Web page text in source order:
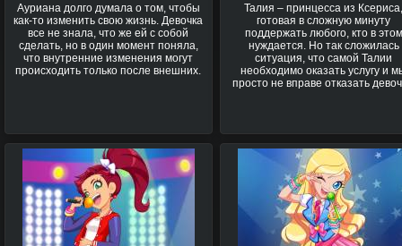
Ауриана долго думала о том, чтобы
как-то изменить свою жизнь. Девочка
все не знала, что же ей с собой
сделать, но в один момент поняла,
что внутренние изменения могут
происходить только после внешних.
Талия – принцесса из
готовая в сложную минуту
поддержать любого, кто в этом
нуждается. Но так сложилась
ситуация, что самой Талии
необходимо оказать услугу и
просто не вправе отказать